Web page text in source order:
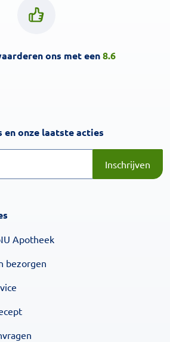
ons met een8.6
onze laatste acties
Inschrijven
Apotheek
bezorgen